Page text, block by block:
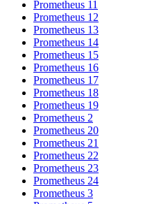
Prometheus 11
Prometheus 12
Prometheus 13
Prometheus 14
Prometheus 15
Prometheus 16
Prometheus 17
Prometheus 18
Prometheus 19
Prometheus 2
Prometheus 20
Prometheus 21
Prometheus 22
Prometheus 23
Prometheus 24
Prometheus 3